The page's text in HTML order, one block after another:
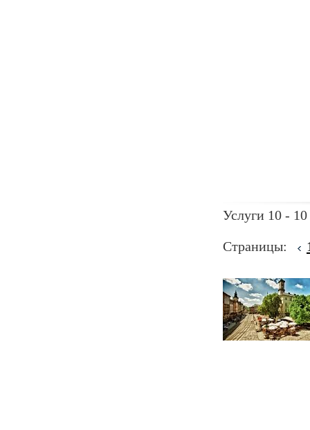
Услуги 10 - 10
Страницы: